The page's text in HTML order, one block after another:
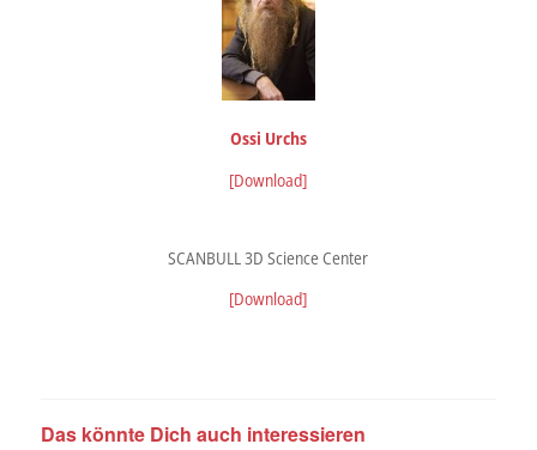
Ossi Urchs
[Download]
SCANBULL 3D Science Center
[Download]
Das könnte Dich auch interessieren